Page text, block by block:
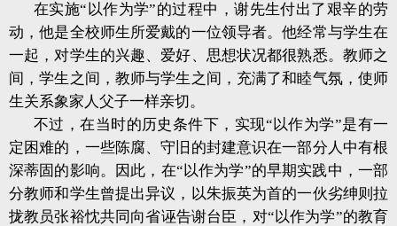
在实施“以作为学”的过程中，谢先生付出了艰辛的劳
动，他是全校师生所爱戴的一位领导者。他经常与学生在
一起，对学生的兴趣、爱好、思想状况都很熟悉。教师之
间，学生之间，教师与学生之间，充满了和睦气氛，使师
生关系象家人父子一样亲切。
不过，在当时的历史条件下，实现“以作为学”是有一
定困难的，一些陈腐、守旧的封建意识在一部分人中有根
深蒂固的影响。因此，在“以作为学”的早期实践中，一部
分教师和学生曾提出异议，以朱振英为首的一伙劣绅则拉
拢教员张裕忱共同向省诬告谢台臣，对“以作为学”的教育